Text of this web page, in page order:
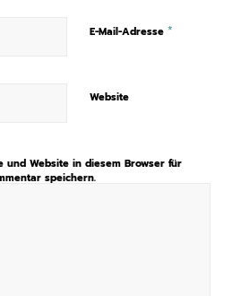
E-Mail-Adresse *
Website
und Website in diesem Browser für
speichern.